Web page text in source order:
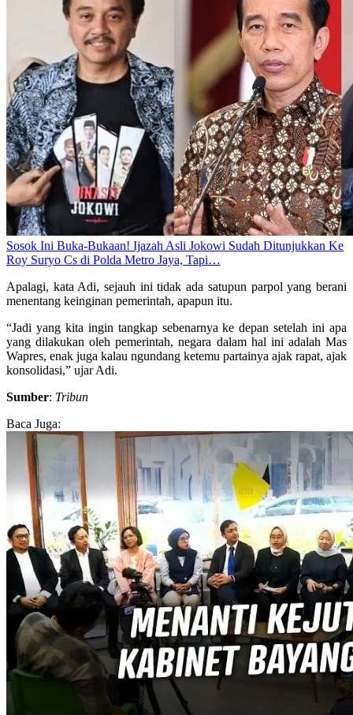
Sosok Ini Buka-Bukaan! Ijazah Asli Jokowi Sudah Ditunjukkan Ke
Roy Suryo Cs di Polda Metro Jaya, Tapi…
Apalagi, kata Adi, sejauh ini tidak ada satupun parpol yang berani
menentang keinginan pemerintah, apapun itu.
“Jadi yang kita ingin tangkap sebenarnya ke depan setelah ini apa
yang dilakukan oleh pemerintah, negara dalam hal ini adalah Mas
Wapres, enak juga kalau ngundang ketemu partainya ajak rapat, ajak
konsolidasi,” ujar Adi.
Sumber: Tribun
Baca Juga: